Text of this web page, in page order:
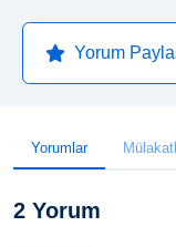
Yorum
Yorumlar
2 Yorum